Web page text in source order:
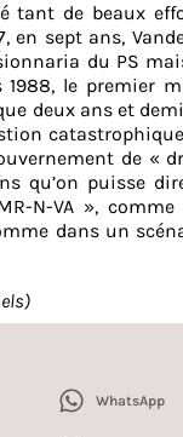
tant de beaux
en sept ans,
du PS
1988, le premier
deux ans et
de «
qu’on puisse
N-VA »,
dans un
WhatsApp